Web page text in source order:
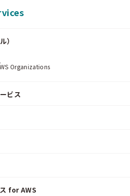
）
Organizations
ビス
for AWS